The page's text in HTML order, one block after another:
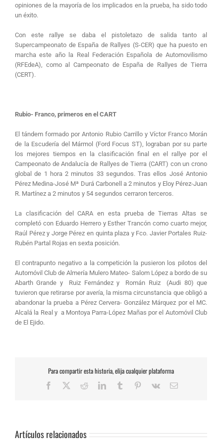
opiniones de la mayoría de los implicados en la prueba, ha sido todo
un éxito.
Con este rallye se daba el pistoletazo de salida tanto al
Supercampeonato de España de Rallyes (S-CER) que ha puesto en
marcha este año la Real Federación Española de Automovilismo
(RFEdeA), como al Campeonato de España de Rallyes de Tierra
(CERT).
Rubio- Franco, primeros en el CART
El tándem formado por Antonio Rubio Carrillo y Víctor Franco Morán
de la Escudería del Mármol (Ford Focus ST), lograban por su parte
los mejores tiempos en la clasificación final en el rallye por el
Campeonato de Andalucía de Rallyes de Tierra (CART) con un crono
global de 1 hora 2 minutos 33 segundos. Tras ellos José Antonio
Pérez Medina-José Mª Durá Carbonell a 2 minutos y Eloy Pérez-Juan
R. Martínez a 2 minutos y 54 segundos cerraron terceros.
La clasificación del CARA en esta prueba de Tierras Altas se
completó con Eduardo Herrero y Esther Trancón como cuarto mejor,
Raúl Pérez y Jorge Pérez en quinta plaza y Fco. Javier Portales Ruiz-
Rubén Partal Rojas en sexta posición.
El contrapunto negativo a la competición la pusieron los pilotos del
Automóvil Club de Almería Mulero Mateo- Salom López a bordo de su
Abarth Grande y Ruiz Fernández y Román Ruiz (Audi 80) que
tuvieron que retirarse por avería, la misma circunstancia que obligó a
abandonar la prueba a Pérez Cervera- González Márquez por el MC.
Alcalá la Real y a Montoya Parra-López Mañas por el Automóvil Club
de El Ejido.
Para compartir esta historia, elija cualquier plataforma
Facebook RedditLinkedInTumblr Pinterest
Vk
Correo
Artículos relacionados